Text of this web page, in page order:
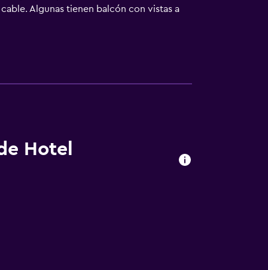
Algunas tienen balcón con vistas a
50 metros hay pistas de esquí de fondo.
pista de patinaje.
Hotel